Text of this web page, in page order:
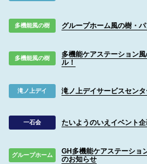
多機能風の樹 グループホーム風の樹・
多機能風の樹
多機能ケアステーション
ル！
滝ノ上デイ 滝ノ上デイサービスセン
一石会 たいようのいえイベント
グループホーム
GH多機能ケアステーショ
のお知らせ